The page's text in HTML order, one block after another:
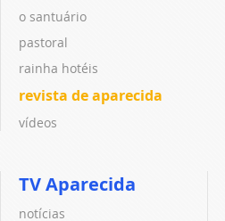
o santuário
pastoral
rainha hotéis
revista de aparecida
vídeos
TV Aparecida
notícias